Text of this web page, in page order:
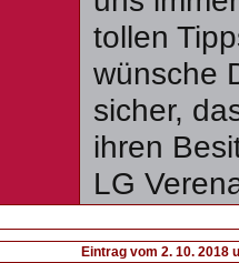
tollen
wünsche
sicher,
ihren
LG
Eintrag vom 2. 10. 2018